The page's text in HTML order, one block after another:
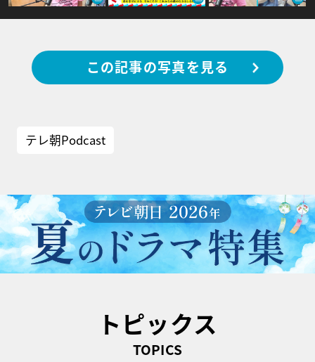
この記事の写真を見る
テレ朝Podcast
トピックス
TOPICS